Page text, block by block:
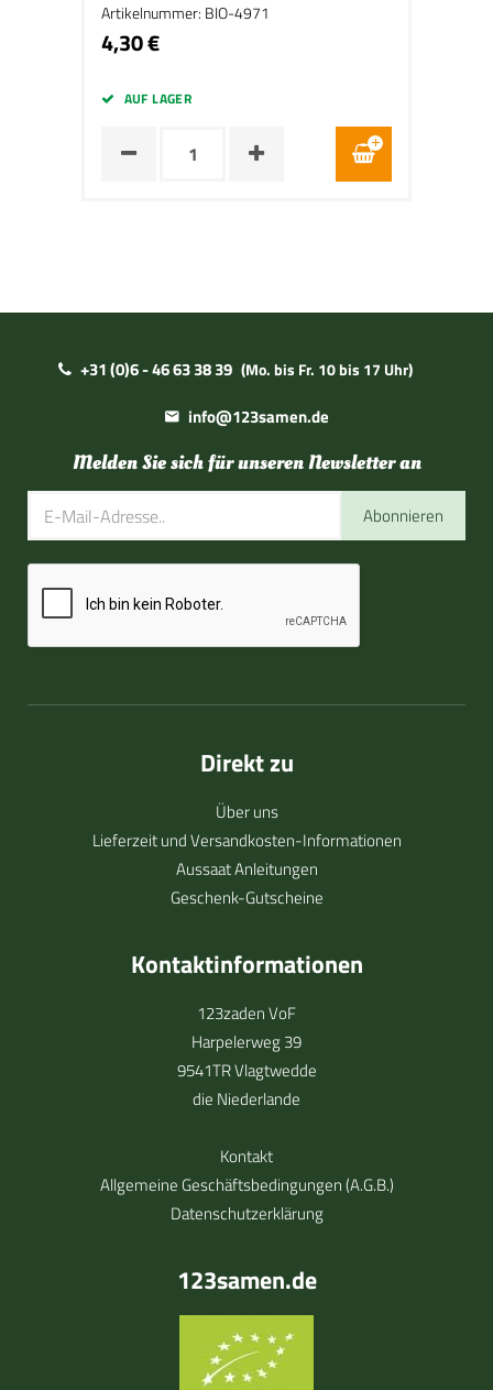
Artikelnummer: BIO-4971
4,30 €
AUF LAGER
+31 (0)6 - 46 63 38 39 (Mo. bis Fr. 10 bis 17 Uhr)
info@123samen.de
Melden Sie sich für unseren Newsletter an
Abonnieren
Direkt zu
Über uns
Lieferzeit und Versandkosten-Informationen
Aussaat Anleitungen
Geschenk-Gutscheine
Kontaktinformationen
123zaden VoF
Harpelerweg 39
9541TR Vlagtwedde
die Niederlande
Kontakt
Allgemeine Geschäftsbedingungen (A.G.B.)
Datenschutzerklärung
123samen.de